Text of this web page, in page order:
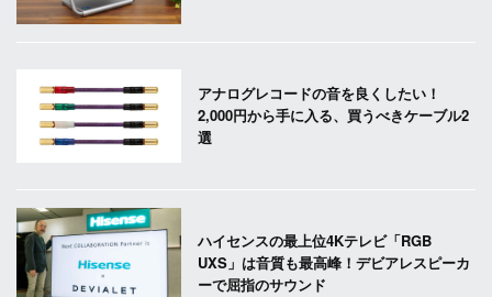
アナログレコードの音を良くしたい！
2,000円から手に入る、買うべきケーブル2
選
ハイセンスの最上位4Kテレビ「RGB
UXS」は音質も最高峰！デビアレスピーカ
ーで屈指のサウンド